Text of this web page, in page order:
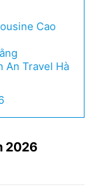
Cao
An Travel Hà
2026